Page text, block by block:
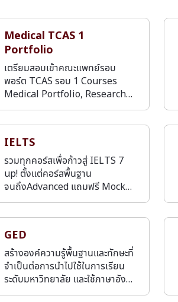
Medical TCAS 1
Portfolio
เตรียมสอบเข้าคณะแพทย์รอบ
พอร์ต TCAS รอบ 1 Courses
Medical Portfolio, Research…
IELTS
รวมทุกคอร์สเพื่อก้าวสู่ IELTS 7
up! ตั้งแต่คอร์สพื้นฐาน
จนถึงAdvanced แถมฟรี Mock…
GED
สร้างองค์ความรู้พื้นฐานและทักษะที่
จำเป็นต่อการนำไปใช้ในการเรียน
ระดับมหาวิทยาลัย และใช้ภาษาอัง…